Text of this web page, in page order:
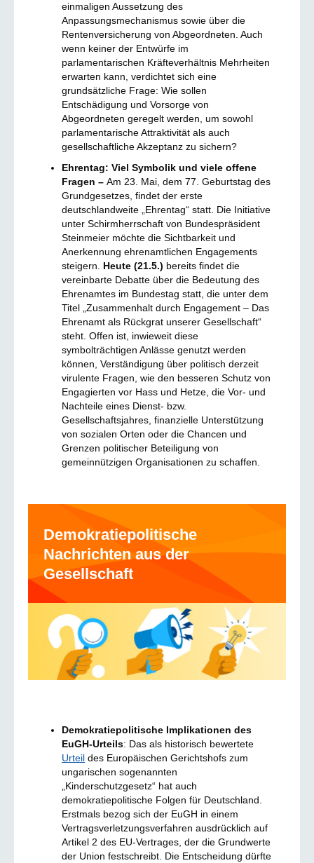
einmaligen Aussetzung des
Anpassungsmechanismus sowie über die
Rentenversicherung von Abgeordneten. Auch
wenn keiner der Entwürfe im
parlamentarischen Kräfteverhältnis Mehrheiten
erwarten kann, verdichtet sich eine
grundsätzliche Frage: Wie sollen
Entschädigung und Vorsorge von
Abgeordneten geregelt werden, um sowohl
parlamentarische Attraktivität als auch
gesellschaftliche Akzeptanz zu sichern?
Ehrentag: Viel Symbolik und viele offene
Fragen – Am 23. Mai, dem 77. Geburtstag des
Grundgesetzes, findet der erste
deutschlandweite „Ehrentag“ statt. Die Initiative
unter Schirmherrschaft von Bundespräsident
Steinmeier möchte die Sichtbarkeit und
Anerkennung ehrenamtlichen Engagements
steigern. Heute (21.5.) bereits findet die
vereinbarte Debatte über die Bedeutung des
Ehrenamtes im Bundestag statt, die unter dem
Titel „Zusammenhalt durch Engagement – Das
Ehrenamt als Rückgrat unserer Gesellschaft“
steht. Offen ist, inwieweit diese
symbolträchtigen Anlässe genutzt werden
können, Verständigung über politisch derzeit
virulente Fragen, wie den besseren Schutz von
Engagierten vor Hass und Hetze, die Vor- und
Nachteile eines Dienst- bzw.
Gesellschaftsjahres, finanzielle Unterstützung
von sozialen Orten oder die Chancen und
Grenzen politischer Beteiligung von
gemeinnützigen Organisationen zu schaffen.
Demokratiepolitische
Nachrichten aus der
Gesellschaft
Demokratiepolitische Implikationen des
EuGH-Urteils: Das als historisch bewertete
Urteil des Europäischen Gerichtshofs zum
ungarischen sogenannten
„Kinderschutzgesetz“ hat auch
demokratiepolitische Folgen für Deutschland.
Erstmals bezog sich der EuGH in einem
Vertragsverletzungsverfahren ausdrücklich auf
Artikel 2 des EU-Vertrages, der die Grundwerte
der Union festschreibt. Die Entscheidung dürfte